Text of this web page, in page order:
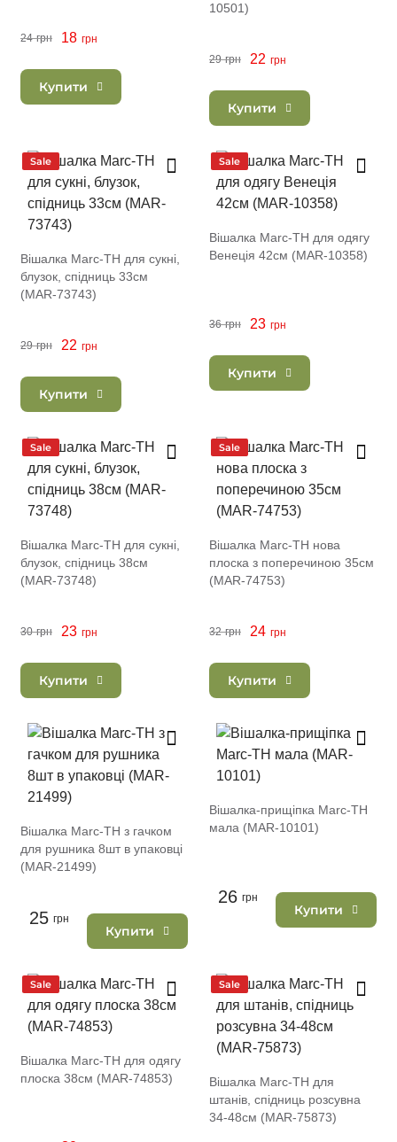
24 грн 18 грн
Купити
10501)
29 грн 22 грн
Купити
Sale
Вішалка Marc-TH для сукні,
блузок, спідниць 33см
(MAR-73743)
29 грн 22 грн
Купити
Sale
Вішалка Marc-TH для одягу
Венеція 42см (MAR-10358)
36 грн 23 грн
Купити
Sale
Вішалка Marc-TH для сукні,
блузок, спідниць 38см
(MAR-73748)
30 грн 23 грн
Купити
Sale
Вішалка Marc-TH нова
плоска з поперечиною 35см
(MAR-74753)
32 грн 24 грн
Купити
Вішалка Marc-TH з гачком
для рушника 8шт в упаковці
(MAR-21499)
25 грн
Купити
Вішалка-прищіпка Marc-TH
мала (MAR-10101)
26 грн
Купити
Sale
Вішалка Marc-TH для одягу
плоска 38см (MAR-74853)
Sale
Вішалка Marc-TH для
штанів, спідниць розсувна
34-48см (MAR-75873)